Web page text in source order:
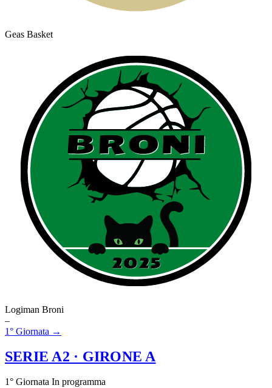
Geas Basket
Logiman Broni
–
1° Giornata →
SERIE A2 · GIRONE A
1° Giornata In programma